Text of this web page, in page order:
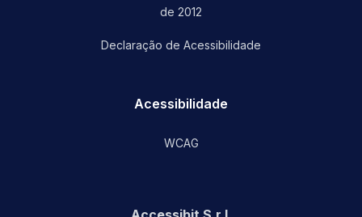
de 2012
Declaração de Acessibilidade
Acessibilidade
WCAG